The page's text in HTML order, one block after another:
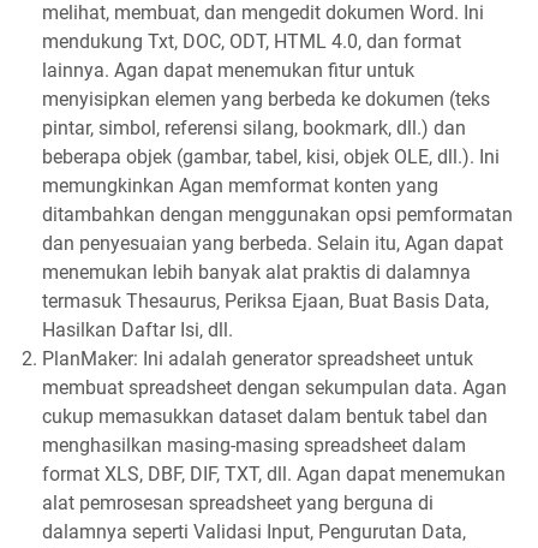
melihat, membuat, dan mengedit dokumen Word. Ini
mendukung Txt, DOC, ODT, HTML 4.0, dan format
lainnya. Agan dapat menemukan fitur untuk
menyisipkan elemen yang berbeda ke dokumen (teks
pintar, simbol, referensi silang, bookmark, dll.) dan
beberapa objek (gambar, tabel, kisi, objek OLE, dll.). Ini
memungkinkan Agan memformat konten yang
ditambahkan dengan menggunakan opsi pemformatan
dan penyesuaian yang berbeda. Selain itu, Agan dapat
menemukan lebih banyak alat praktis di dalamnya
termasuk Thesaurus, Periksa Ejaan, Buat Basis Data,
Hasilkan Daftar Isi, dll.
PlanMaker: Ini adalah generator spreadsheet untuk
membuat spreadsheet dengan sekumpulan data. Agan
cukup memasukkan dataset dalam bentuk tabel dan
menghasilkan masing-masing spreadsheet dalam
format XLS, DBF, DIF, TXT, dll. Agan dapat menemukan
alat pemrosesan spreadsheet yang berguna di
dalamnya seperti Validasi Input, Pengurutan Data,